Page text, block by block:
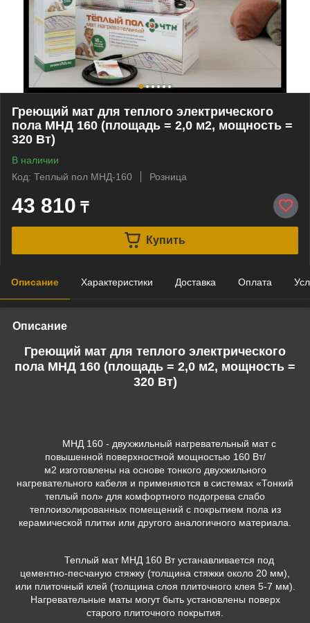
Греющий мат для теплого электрического
пола МНД 160 (площадь = 2,0 м2, мощность =
320 Вт)
В наличии
Код: Теплый пол МНД-160
Розница
43 810 ₸
Купить
Описание Характеристики Доставка Оплата
Описание
Греющий мат для теплого электрического
пола МНД 160 (площадь = 2,0 м2, мощность =
320 Вт)
МНД 160 - двухжильный нагревательный мат с
повышенной поверхностной мощностью 160 Вт/
м2 изготовлены на основе тонкого двухжильного
нагревательного кабеля и применяются в системах «Тонкий
теплый пол» для комфортного подогрева слабо
теплоизолированных помещений с покрытием пола из
керамической плитки или другого аналогичного материала.
Теплый мат МНД 160 Вт устанавливается под
цементно-песчаную стяжку (толщина стяжки около 20 мм),
или плиточный клей (толщина слоя плиточного клея 5-7 мм).
Нагревательные маты могут быть установлены поверх
старого плиточного покрытия.